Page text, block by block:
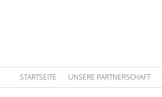
STARTSEITE UNSERE PARTNERSCHAFT